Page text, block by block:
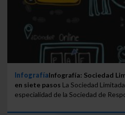
InfografíaInfografía: Sociedad
en siete pasos La Sociedad
especialidad de la Sociedad de